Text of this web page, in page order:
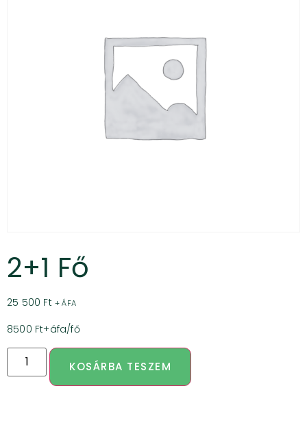
2+1 Fő
25 500 Ft + ÁFA
8500 Ft+áfa/fő
KOSÁRBA TESZEM